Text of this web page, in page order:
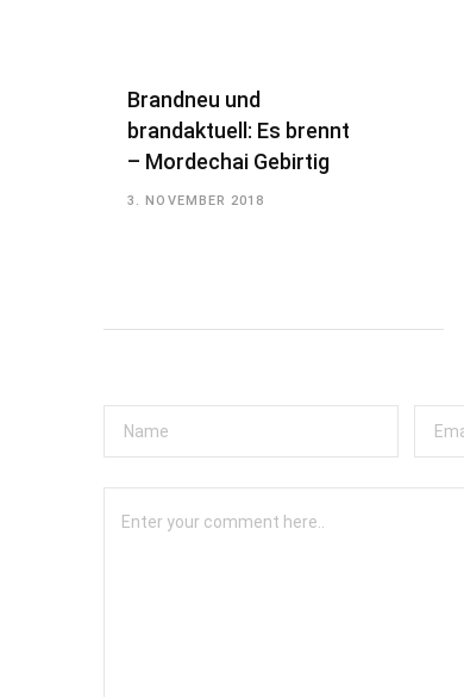
Brandneu und
brandaktuell: Es brennt
– Mordechai Gebirtig
3. NOVEMBER 2018